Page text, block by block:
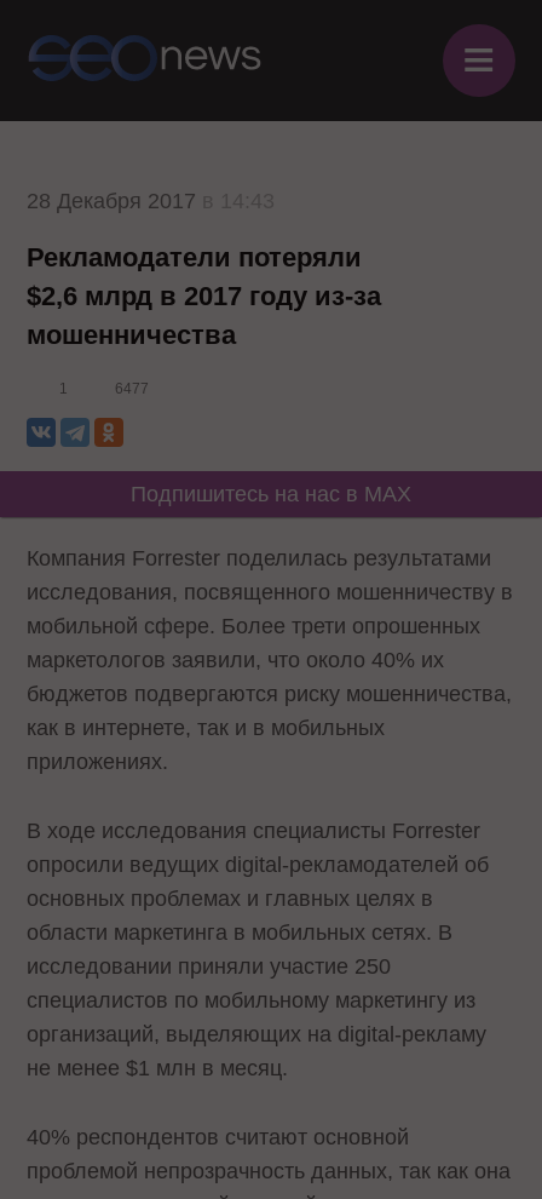
≡
28 Декабря 2017
Рекламодатели потеряли
$2,6 млрд в 2017 году из-за
мошенничества
1 6477
Подпишитесь на нас в MAX
Компания Forrester поделилась результатами
исследования, посвященного мошенничеству в
мобильной сфере. Более трети опрошенных
маркетологов заявили, что около 40% их
бюджетов подвергаются риску мошенничества,
как в интернете, так и в мобильных
приложениях.
В ходе исследования специалисты Forrester
опросили ведущих digital-рекламодателей об
основных проблемах и главных целях в
области маркетинга в мобильных сетях. В
исследовании приняли участие 250
специалистов по мобильному маркетингу из
организаций, выделяющих на digital-рекламу
не менее $1 млн в месяц.
40% респондентов считают основной
проблемой непрозрачность данных, так как она